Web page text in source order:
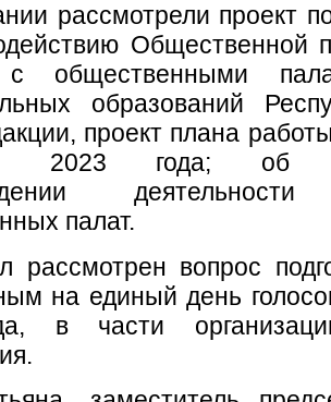
рассмотрели проект
Общественной
с общественными
образований
проект плана
2023 года; об
деятельности
палат.
рассмотрен вопрос
на единый день
в части